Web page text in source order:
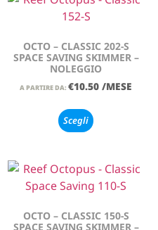
OCTO – CLASSIC 202-S
SPACE SAVING SKIMMER –
NOLEGGIO
A PARTIRE DA: €10.50 /MESE
Scegli
OCTO – CLASSIC 150-S
SPACE SAVING SKIMMER –